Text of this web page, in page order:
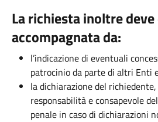
La richiesta inoltre deve
accompagnata da:
l’indicazione di eventuali
patrocinio da parte di altri Enti
la dichiarazione del
responsabilità e consapevole
penale in caso di dichiarazioni